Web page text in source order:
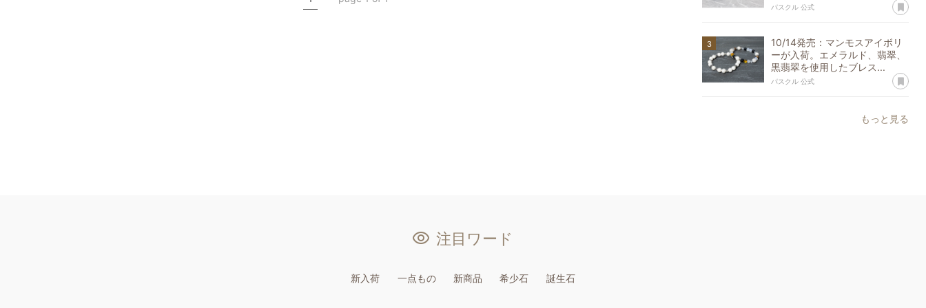
パスクル 公式 あ
10/14発売：マンモスアイボリ
ーが入荷。エメラルド、翡翠、
黒翡翠を使用したブレス...
パスクル 公式 あ
もっと見る
注目ワード
新入荷 一点もの 新商品 希少石 誕生石